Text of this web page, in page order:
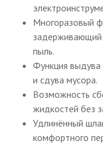
Многоразовый
задерживающий
пыль.
Функция выдува
и сдува мусора.
Возможность
жидкостей без
Удлинённый
комфортного